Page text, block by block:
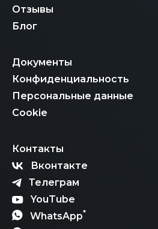
Отзывы
Блог
Документы
Конфиденциальность
Персональные данные
Cookie
Контакты
Вконтакте
Телеграм
YouTube
WhatsApp*